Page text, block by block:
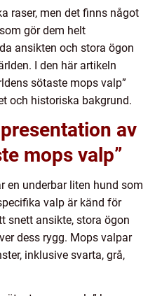
raser, men det finns något
gör dem helt
ansikten och stora ögon
I den här artikeln
sötaste mops valp”
och historiska bakgrund.
av
mops valp”
en underbar liten hund som
valp är känd för
snett ansikte, stora ögon
dess rygg. Mops valpar
inklusive svarta, grå,